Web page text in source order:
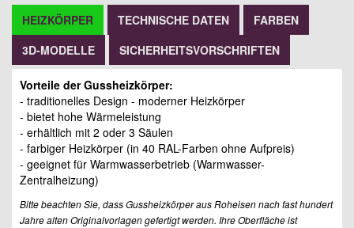
HEIZKÖRPER TECHNISCHE DATEN
FARBEN
3D-MODELLE
SICHERHEITSVORSCHRIFTEN
Vorteile der Gussheizkörper:
- traditionelles Design - moderner Heizkörper
- bietet hohe Wärmeleistung
- erhältlich mit 2 oder 3 Säulen
- farbiger Heizkörper (in 40 RAL-Farben ohne Aufpreis)
- geeignet für Warmwasserbetrieb (Warmwasser-
Zentralheizung)
Bitte beachten Sie, dass Gussheizkörper aus Roheisen nach fast hundert
Jahre alten Originalvorlagen gefertigt werden. Ihre Oberfläche ist